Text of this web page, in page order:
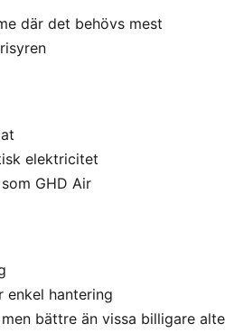
där det behövs mest
elektricitet
GHD Air
enkel hantering
bättre än vissa billigare